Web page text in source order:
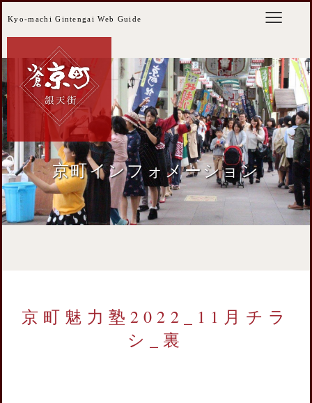
Kyo-machi Gintengai Web Guide
京町インフォメーション
京町魅力塾2022_11月チラ
シ_裏